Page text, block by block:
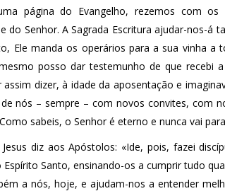
página do Evangelho, rezemos com os
do Senhor. A Sagrada Escritura ajudar-nos-á
Ele manda os operários para a sua vinha a
posso dar testemunho de que recebi
dizer, à idade da aposentação e
nós – sempre – com novos convites, com
sabeis, o Senhor é eterno e nunca vai
diz aos Apóstolos: «Ide, pois, fazei
Santo, ensinando-os a cumprir tudo
a nós, hoje, e ajudam-nos a entender